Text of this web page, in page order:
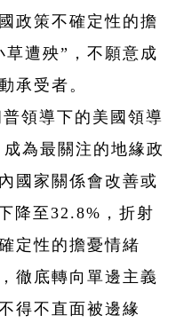
政策不確定性的擔
遭殃”，不願意成
承受者。
普領導下的美國領導
為最關注的地緣政
國家關係會改善或
降至32.8%，折射
定性的擔憂情緒
徹底轉向單邊主義
得不直面被邊緣